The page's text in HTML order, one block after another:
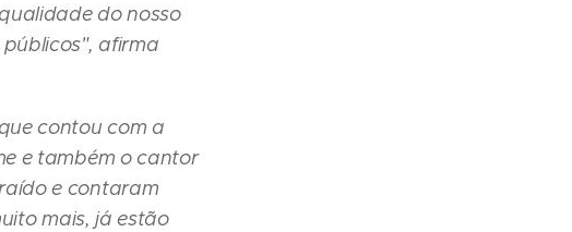
do nosso
afirma
contou com a
e também o cantor
e contaram
mais, já estão